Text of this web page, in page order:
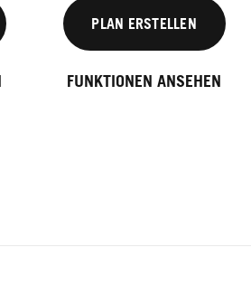
PLAN ERSTELLEN
FUNKTIONEN ANSEHEN